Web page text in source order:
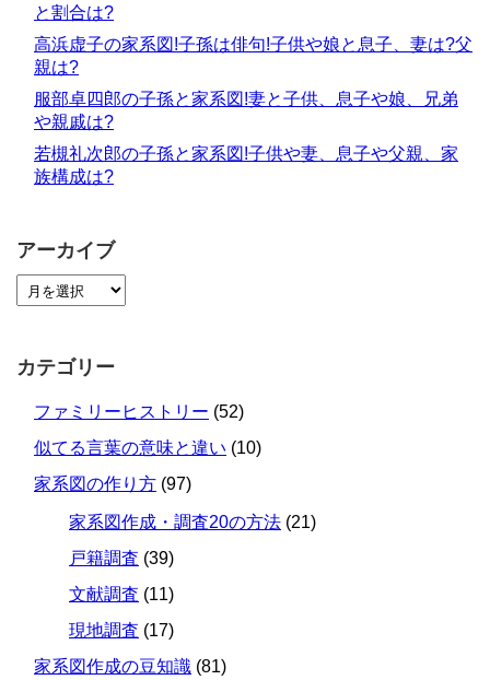
と割合は?
高浜虚子の家系図!子孫は俳句!子供や娘と息子、妻は?父
親は?
服部卓四郎の子孫と家系図!妻と子供、息子や娘、兄弟
や親戚は?
若槻礼次郎の子孫と家系図!子供や妻、息子や父親、家
族構成は?
アーカイブ
カテゴリー
ファミリーヒストリー (52)
似てる言葉の意味と違い (10)
家系図の作り方 (97)
家系図作成・調査20の方法 (21)
戸籍調査 (39)
文献調査 (11)
現地調査 (17)
家系図作成の豆知識 (81)